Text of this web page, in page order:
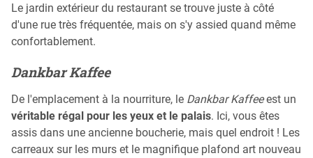
Le jardin extérieur du restaurant se trouve juste à côté
d'une rue très fréquentée, mais on s'y assied quand même
confortablement.
Dankbar Kaffee
De l'emplacement à la nourriture, le Dankbar Kaffeeest un
véritable régal pour les yeux et le palais. Ici, vous êtes
assis dans une ancienne boucherie, mais quel endroit ! Les
carreaux sur les murs et le magnifique plafond art nouveau